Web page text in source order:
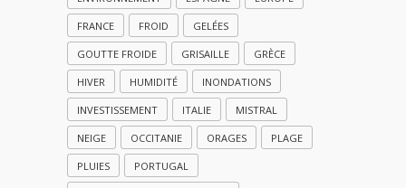
FRANCE FROID GELÉES
GOUTTE FROIDE GRISAILLE GRÈCE
HIVER HUMIDITÉ INONDATIONS
INVESTISSEMENT ITALIE MISTRAL
NEIGE OCCITANIE ORAGES PLAGE
PLUIES PORTUGAL